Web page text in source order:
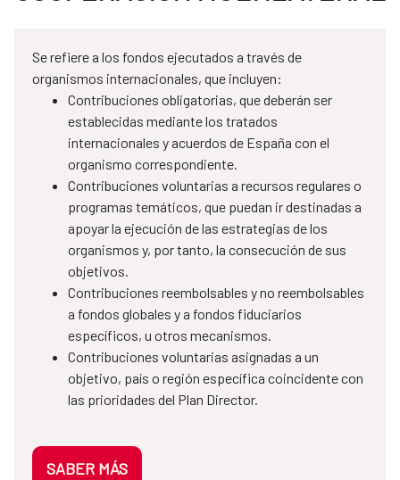
Se refiere a los fondos ejecutados a través de
organismos internacionales, que incluyen:
Contribuciones obligatorias, que deberán ser
establecidas mediante los tratados
internacionales y acuerdos de España con el
organismo correspondiente.
Contribuciones voluntarias a recursos regulares o
programas temáticos, que puedan ir destinadas a
apoyar la ejecución de las estrategias de los
organismos y, por tanto, la consecución de sus
objetivos.
Contribuciones reembolsables y no reembolsables
a fondos globales y a fondos fiduciarios
específicos, u otros mecanismos.
Contribuciones voluntarias asignadas a un
objetivo, país o región específica coincidente con
las prioridades del Plan Director.
SABER MÁS